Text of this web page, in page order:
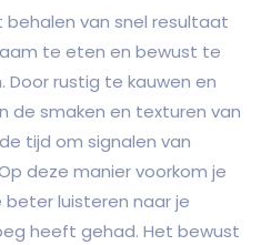
behalen van snel resultaat
te eten en bewust te
rustig te kauwen en
smaken en texturen van
tijd om signalen van
deze manier voorkom je
luisteren naar je
heeft gehad. Het bewust